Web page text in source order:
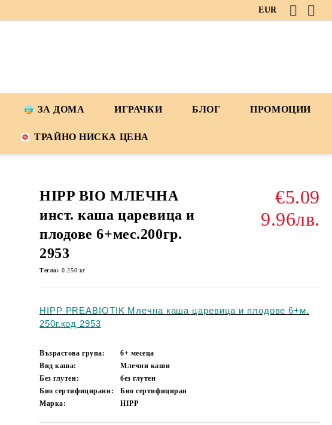
EUR
ЗА ДОМА ИГРАЧКИ БЛОГ ПРОМОЦИИ
ТРАЙНО НИСКА ЦЕНА
HIPP BIO МЛЕЧНА
инст. каша царевица и
плодове 6+мес.200гр.
2953
€5.09
9.96лв.
Тегло: 0.250 кг
HIPP PREABIOTIK Млечна каша царевица и плодове 6+м.
250г.код 2953
Възрастова група:
6+ месеца
Вид каша:
Млечни каши
Без глутен:
без глутен
Био сертифицирани:
Био сертифициран
Марка:
HIPP